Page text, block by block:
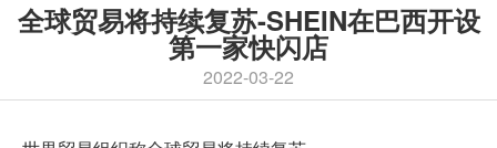
全球贸易将持续复苏-SHEIN在巴西开设
第一家快闪店
2022-03-22